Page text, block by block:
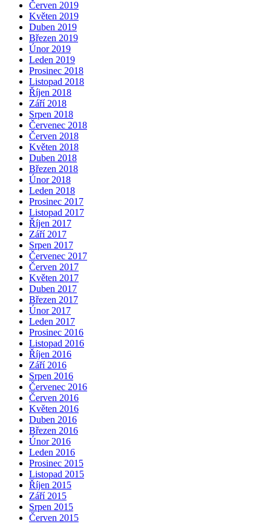
Červen 2019
Květen 2019
Duben 2019
Březen 2019
Únor 2019
Leden 2019
Prosinec 2018
Listopad 2018
Říjen 2018
Září 2018
Srpen 2018
Červenec 2018
Červen 2018
Květen 2018
Duben 2018
Březen 2018
Únor 2018
Leden 2018
Prosinec 2017
Listopad 2017
Říjen 2017
Září 2017
Srpen 2017
Červenec 2017
Červen 2017
Květen 2017
Duben 2017
Březen 2017
Únor 2017
Leden 2017
Prosinec 2016
Listopad 2016
Říjen 2016
Září 2016
Srpen 2016
Červenec 2016
Červen 2016
Květen 2016
Duben 2016
Březen 2016
Únor 2016
Leden 2016
Prosinec 2015
Listopad 2015
Říjen 2015
Září 2015
Srpen 2015
Červen 2015